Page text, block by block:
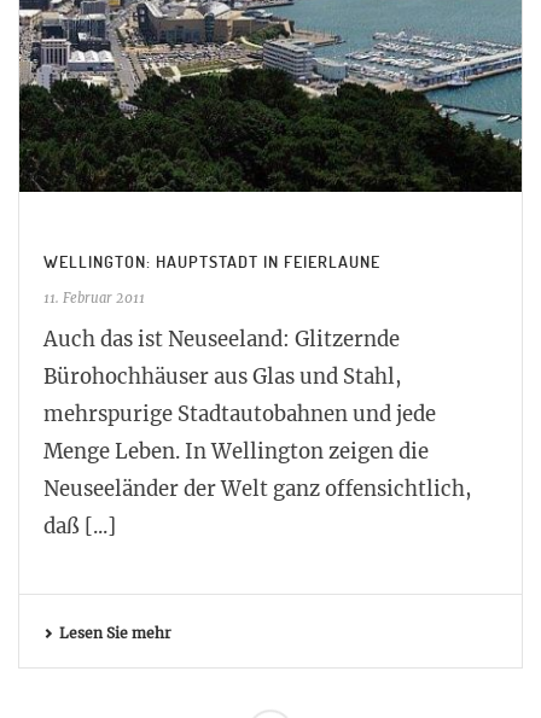
WELLINGTON: HAUPTSTADT IN FEIERLAUNE
11. Februar 2011
Auch das ist Neuseeland: Glitzernde
Bürohochhäuser aus Glas und Stahl,
mehrspurige Stadtautobahnen und jede
Menge Leben. In Wellington zeigen die
Neuseeländer der Welt ganz offensichtlich,
daß [...]
Lesen Sie mehr